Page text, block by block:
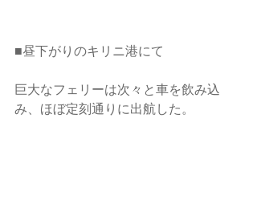
■昼下がりのキリニ港にて
巨大なフェリーは次々と車を飲み込
み、ほぼ定刻通りに出航した。